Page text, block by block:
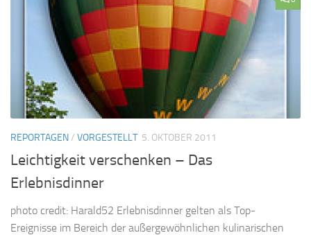
REPORTAGEN/ VORGESTELLT 5. OKTOBER 2011
Leichtigkeit verschenken – Das
Erlebnisdinner
photo credit: Harald52 Erlebnisdinner gelten als Top-
Ereignisse im Bereich der außergewöhnlichen kulinarischen